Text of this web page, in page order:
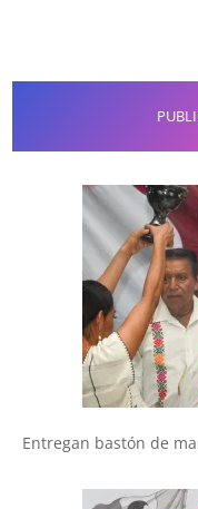
Entregan bastón de